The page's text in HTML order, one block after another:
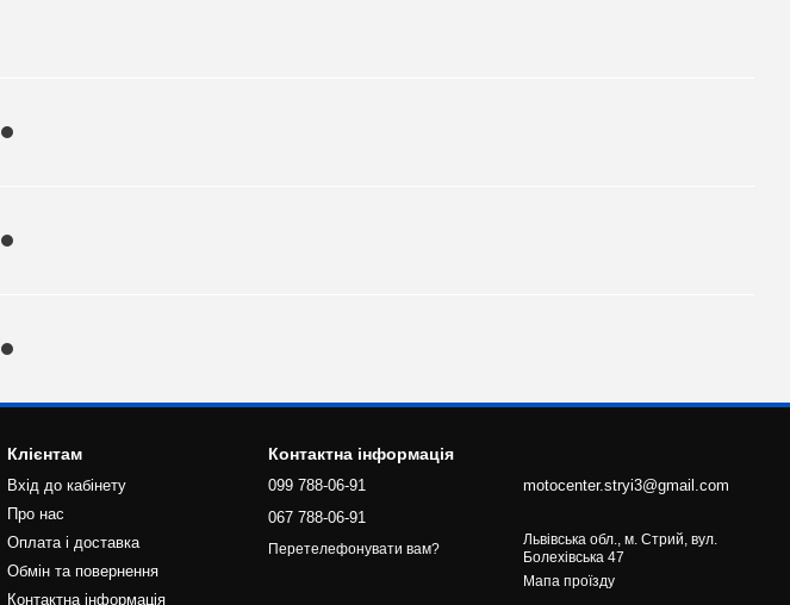
Клієнтам
Вхід до кабінету
Про нас
Оплата і доставка
Обмін та повернення
Контактна інформація
Контактна інформація
099 788-06-91
067 788-06-91
Перетелефонувати вам?
motocenter.stryi3@gmail.com
Львівська обл., м. Стрий, вул.
Болехівська 47
Мапа проїзду